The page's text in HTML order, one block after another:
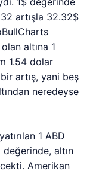
artışla 32.32$
altına 1
1.54 dolar
artış, yani beş
neredeyse
1 ABD
değerinde, altın
Amerikan